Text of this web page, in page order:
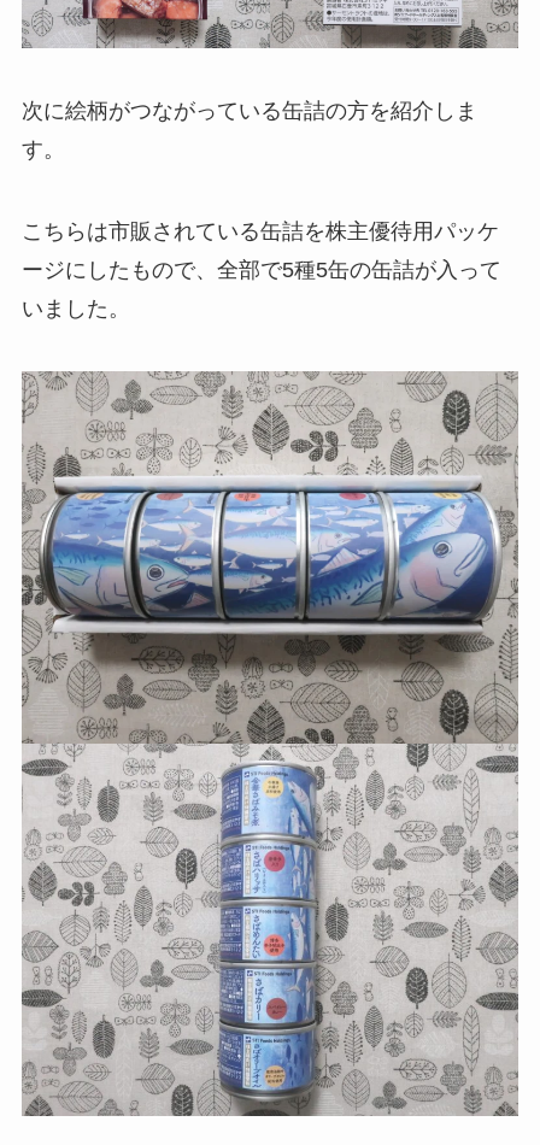
次に絵柄がつながっている缶詰の方を紹介しま
す。
こちらは市販されている缶詰を株主優待用パッケ
ージにしたもので、全部で5種5缶の缶詰が入って
いました。